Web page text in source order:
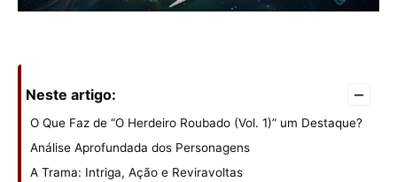
Neste artigo: –
O Que Faz de “O Herdeiro Roubado (Vol. 1)” um Destaque?
Análise Aprofundada dos Personagens
A Trama: Intriga, Ação e Reviravoltas